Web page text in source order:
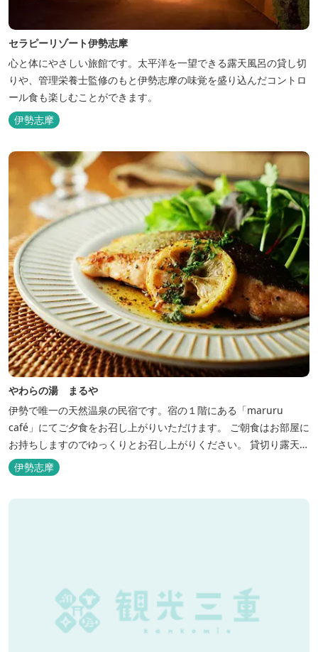
セラピーリゾート伊勢志摩
心と体にやさしい旅館です。太平洋を一望できる露天風呂の貸し切
りや、管理栄養士監修のもと伊勢志摩の味覚を盛り込んだコントロ
ール食も楽しむことができます。
伊勢志摩
やわらの湯 まるや
伊勢で唯一の天然温泉の民宿です。宿の１階にある「maruru
café」にてご夕食をお召し上がりいただけます。 ご朝食はお部屋に
お持ちしますのでゆっくりとお召し上がりください。 貸切り露天風
呂完備、駅近、夫婦岩まで徒歩15分です。
伊勢志摩